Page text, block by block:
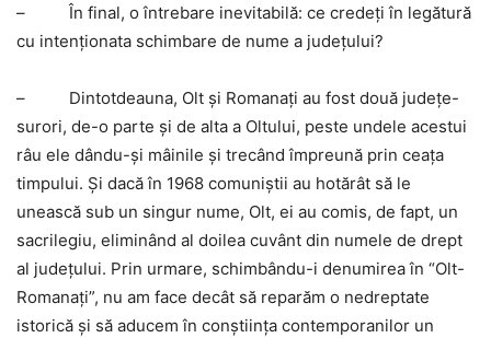
– În final, o întrebare inevitabilă: ce credeţi în legătură
cu intenţionata schimbare de nume a judeţului?
– Dintotdeauna, Olt şi Romanaţi au fost două judeţe-
surori, de-o parte şi de alta a Oltului, peste undele acestui
râu ele dându-şi mâinile şi trecând împreună prin ceaţa
timpului. Şi dacă în 1968 comuniştii au hotărât să le
unească sub un singur nume, Olt, ei au comis, de fapt, un
sacrilegiu, eliminând al doilea cuvânt din numele de drept
al judeţului. Prin urmare, schimbându-i denumirea în “Olt-
Romanaţi”, nu am face decât să reparăm o nedreptate
istorică şi să aducem în conştiinţa contemporanilor un